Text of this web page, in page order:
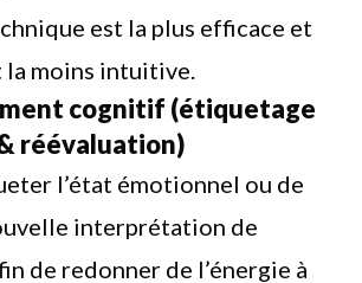
est la plus efficace et
moins intuitive.
cognitif (étiquetage
réévaluation)
l’état émotionnel ou de
interprétation de
de redonner de l’énergie à